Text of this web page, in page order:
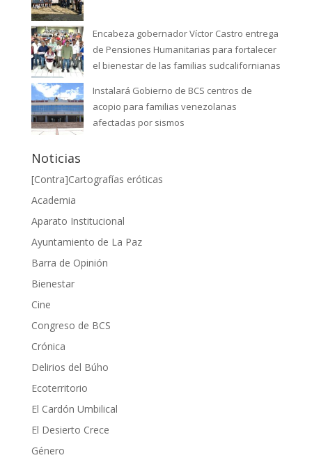
Encabeza gobernador Víctor Castro entrega
de Pensiones Humanitarias para fortalecer
el bienestar de las familias sudcalifornianas
Instalará Gobierno de BCS centros de
acopio para familias venezolanas
afectadas por sismos
Noticias
[Contra]Cartografías eróticas
Academia
Aparato Institucional
Ayuntamiento de La Paz
Barra de Opinión
Bienestar
Cine
Congreso de BCS
Crónica
Delirios del Búho
Ecoterritorio
El Cardón Umbilical
El Desierto Crece
Género